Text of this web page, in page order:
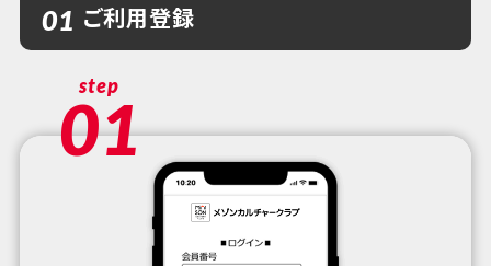
01 ご利用登録
step
01